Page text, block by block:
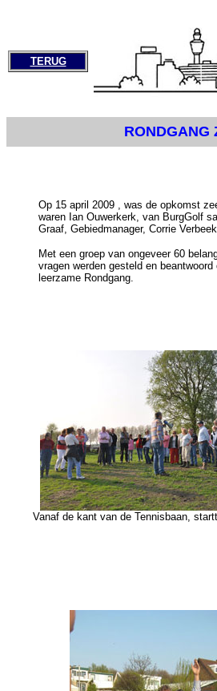
TERUG
RONDGANG
Op 15 april 2009 , was de opkomst
waren Ian Ouwerkerk, van BurgGolf
Graaf, Gebiedmanager, Corrie
Met een groep van ongeveer 60
vragen werden gesteld en
leerzame Rondgang.
Vanaf de kant van de Tennisbaan,